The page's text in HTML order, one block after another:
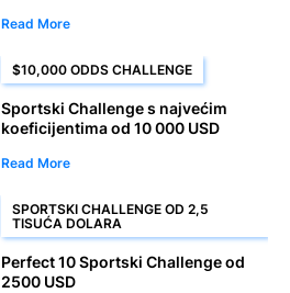
Read More
$10,000 ODDS CHALLENGE
Sportski Challenge s najvećim
koeficijentima od 10 000 USD
Read More
SPORTSKI CHALLENGE OD 2,5
TISUĆA DOLARA
Perfect 10 Sportski Challenge od
2500 USD